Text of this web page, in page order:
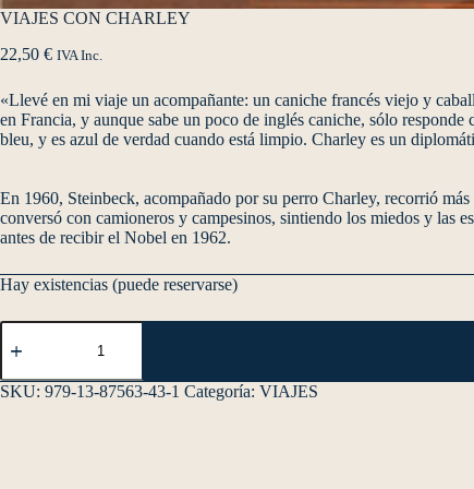
VIAJES CON CHARLEY
22,50 € IVA Inc.
«Llevé en mi viaje un acompañante: un caniche francés viejo y
en Francia, y aunque sabe un poco de inglés caniche, sólo
bleu, y es azul de verdad cuando está limpio. Charley es un
En 1960, Steinbeck, acompañado por su perro Charley, recorrió
conversó con camioneros y campesinos, sintiendo los miedos y las
antes de recibir el Nobel en 1962.
Hay existencias (puede reservarse)
SKU: 979-13-87563-43-1 Categoría: VIAJES